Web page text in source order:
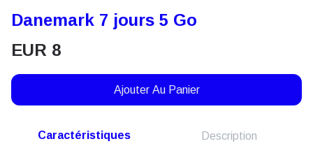
Danemark 7 jours 5 Go
EUR 8
Ajouter Au Panier
Caractéristiques Description